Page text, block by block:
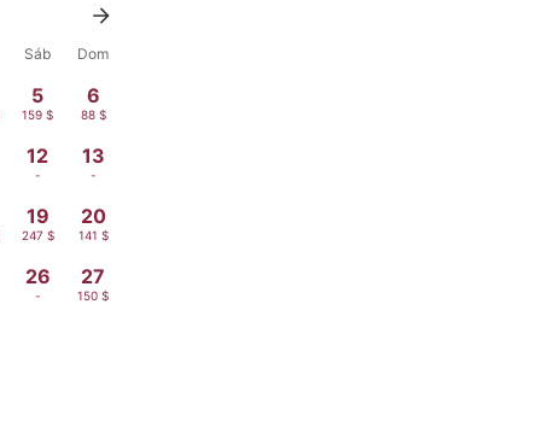
Sáb Dom
5
159 $
6
88 $
12
-
13
-
19
247 $
20
141 $
26
-
27
150 $